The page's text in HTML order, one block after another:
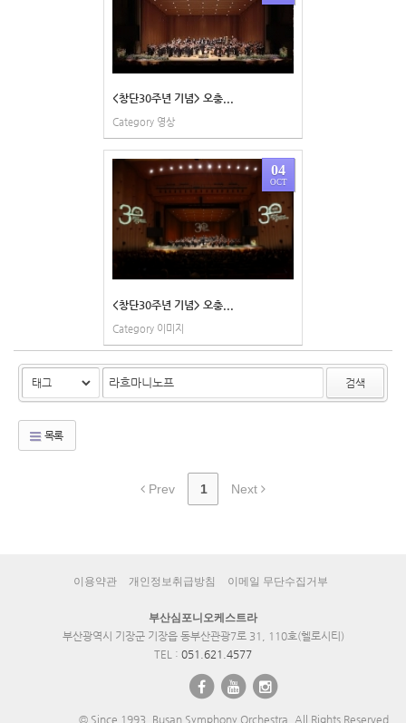
<창단30주년 기념> 오충...
Category 영상
04
OCT
<창단30주년 기념> 오충...
Category 이미지
검색
목록
Prev 1 Next
이용약관 개인정보취급방침 이메일 무단수집거부
부산심포니오케스트라
부산광역시 기장군 기장읍 동부산관광7로 31, 110호(헬로시티)
TEL : 051.621.4577
© Since 1993. Busan Symphony Orchestra. All Rights Reserved.